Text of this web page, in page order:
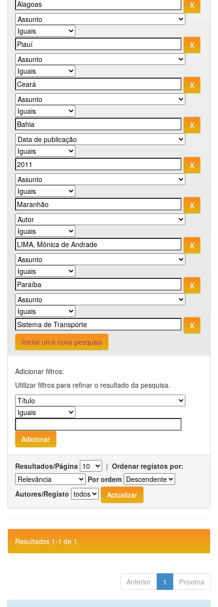
Iniciar uma nova pesquisa
Adicionar filtros:
Utilizar filtros para refinar o resultado da pesquisa.
Resultados/Página | Ordenar registos por:
Por ordem
Autores/Registo
Resultados 1-1 de 1.
Anterior 1 Próxima